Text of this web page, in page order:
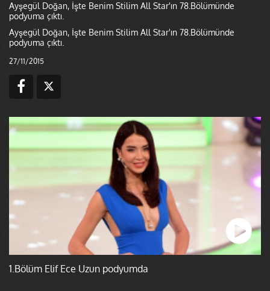
Ayşegül Doğan, İşte Benim Stilim All Star'ın 78.Bölümünde
podyuma çıktı.
Ayşegül Doğan, İşte Benim Stilim All Star'ın 78.Bölümünde
podyuma çıktı.
27/11/2015
1.Bölüm Elif Ece Uzun podyumda